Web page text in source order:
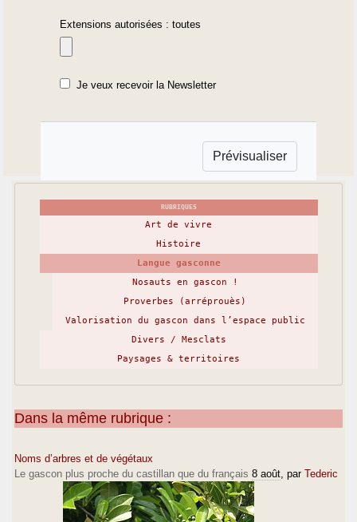
Extensions autorisées : toutes
Je veux recevoir la Newsletter
RUBRIQUES
Art de vivre
Histoire
Langue gasconne
Nosauts en gascon !
Proverbes (arréprouès)
Valorisation du gascon dans l’espace public
Divers / Mesclats
Paysages & territoires
Dans la même rubrique :
Noms d’arbres et de végétaux
Le gascon plus proche du castillan que du français 8 août , par Tederic